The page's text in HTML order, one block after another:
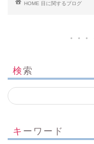
HOME 目に関するブログ
検索
キーワード